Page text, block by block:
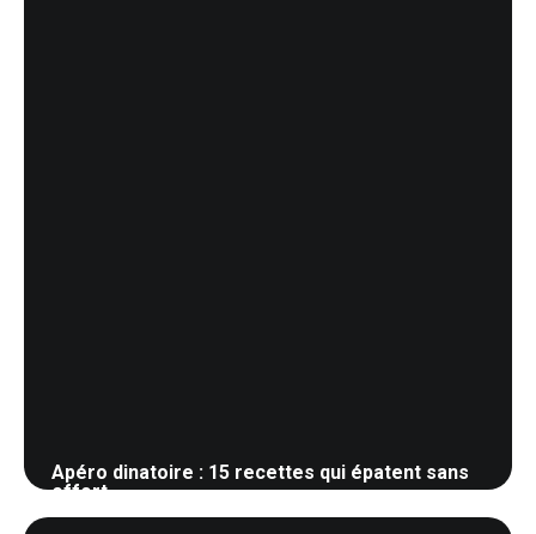
Apéro dinatoire : 15 recettes qui épatent sans
effort